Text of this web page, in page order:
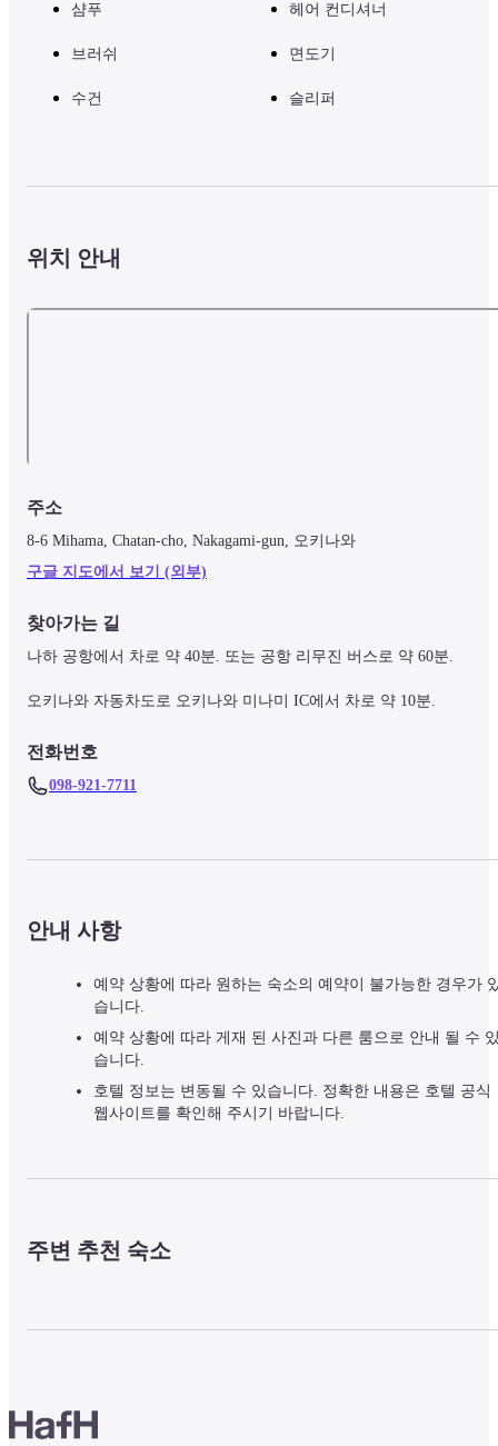
샴푸 헤어 컨디셔너
브러쉬 면도기
수건 슬리퍼
위치 안내
주소
8-6 Mihama, Chatan-cho, Nakagami-gun, 오키나와
구글 지도에서 보기 (외부)
찾아가는 길
나하 공항에서 차로 약 40분. 또는 공항 리무진 버스로 약 60분.
오키나와 자동차도로 오키나와 미나미 IC에서 차로 약 10분.
전화번호
098-921-7711
안내 사항
예약 상황에 따라 원하는 숙소의 예약이 불가능한 경우가
습니다.
예약 상황에 따라 게재 된 사진과 다른 룸으로 안내 될 수
습니다.
호텔 정보는 변동될 수 있습니다. 정확한 내용은 호텔 공식
웹사이트를 확인해 주시기 바랍니다.
주변 추천 숙소